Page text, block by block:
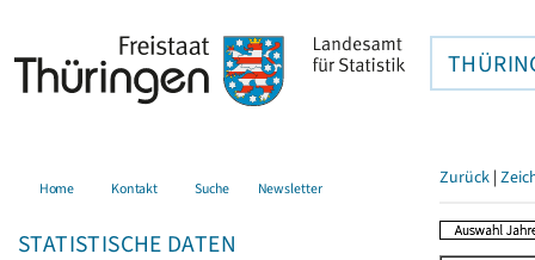
Home Kontakt Suche Newsletter
STATISTISCHE DATEN
Zurück |